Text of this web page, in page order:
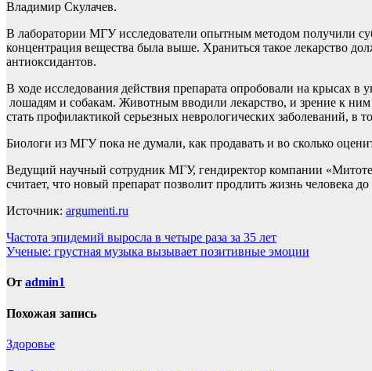
Владимир Скулачев.
В лаборатории МГУ исследователи опытным методом получили
концентрация вещества была выше. Храниться такое лекарство
антиоксидантов.
В ходе исследования действия препарата опробовали на крысах
лошадям и собакам. Животным вводили лекарство, и зрение к
стать профилактикой серьезных неврологических заболеваний, в
Биологи из МГУ пока не думали, как продавать и во сколько
Ведущий научный сотрудник МГУ, гендиректор компании
считает, что новый препарат позволит продлить жизнь человека до
Источник: argumenti.ru
Навигация
по
записям
Частота эпидемий выросла в четыре раза за 35 лет
Ученые: грустная музыка вызывает позитивные эмоции
От admin1
Похожая запись
Здоровье